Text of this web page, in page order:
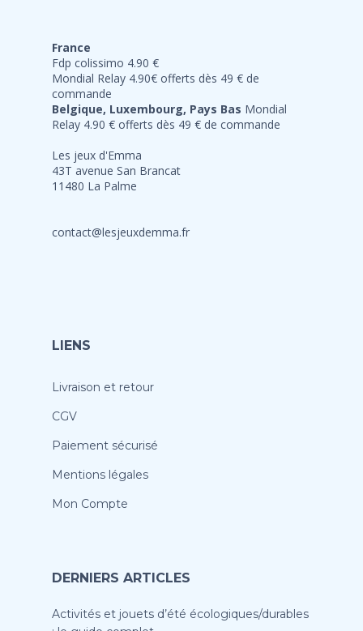
France
Fdp colissimo 4.90 €
Mondial Relay 4.90€ offerts dès 49 € de
commande
Belgique, Luxembourg, Pays Bas Mondial
Relay 4.90 € offerts dès 49 € de commande
Les jeux d'Emma
43T avenue San Brancat
11480 La Palme
contact@lesjeuxdemma.fr
LIENS
Livraison et retour
CGV
Paiement sécurisé
Mentions légales
Mon Compte
DERNIERS ARTICLES
Activités et jouets d’été écologiques/durables